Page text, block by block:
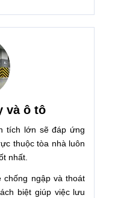
và ô tô
tích lớn sẽ đáp ứng
thuộc tòa nhà luôn
nhất.
chống ngập và thoát
biệt giúp việc lưu